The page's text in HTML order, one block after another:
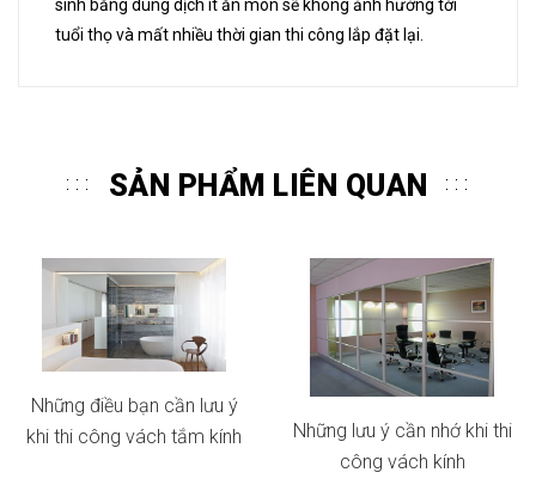
sinh bằng dung dịch ít ăn mòn sẽ không ảnh hưởng tới
tuổi thọ và mất nhiều thời gian thi công lắp đặt lại.
SẢN PHẨM LIÊN QUAN
Những điều bạn cần lưu ý
khi thi công vách tắm kính
Những lưu ý cần nhớ khi thi
công vách kính